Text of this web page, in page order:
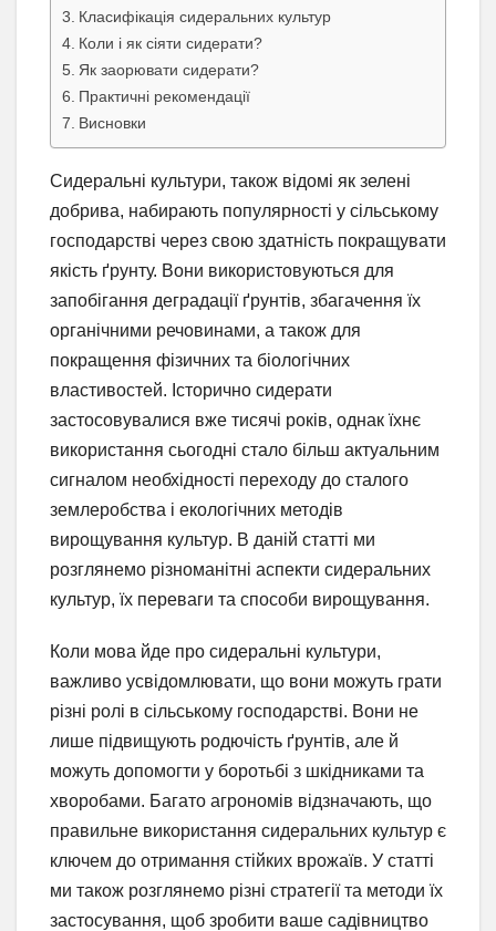
Класифікація сидеральних культур
Коли і як сіяти сидерати?
Як заорювати сидерати?
Практичні рекомендації
Висновки
Сидеральні культури, також відомі як зелені
добрива, набирають популярності у сільському
господарстві через свою здатність покращувати
якість ґрунту. Вони використовуються для
запобігання деградації ґрунтів, збагачення їх
органічними речовинами, а також для
покращення фізичних та біологічних
властивостей. Історично сидерати
застосовувалися вже тисячі років, однак їхнє
використання сьогодні стало більш актуальним
сигналом необхідності переходу до сталого
землеробства і екологічних методів
вирощування культур. В даній статті ми
розглянемо різноманітні аспекти сидеральних
культур, їх переваги та способи вирощування.
Коли мова йде про сидеральні культури,
важливо усвідомлювати, що вони можуть грати
різні ролі в сільському господарстві. Вони не
лише підвищують родючість ґрунтів, але й
можуть допомогти у боротьбі з шкідниками та
хворобами. Багато агрономів відзначають, що
правильне використання сидеральних культур є
ключем до отримання стійких врожаїв. У статті
ми також розглянемо різні стратегії та методи їх
застосування, щоб зробити ваше садівництво